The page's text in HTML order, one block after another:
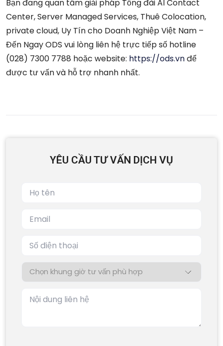
Bạn đang quan tâm giải pháp Tổng đài AI Contact
Center, Server Managed Services, Thuê Colocation,
private cloud, Uy Tín cho Doanh Nghiệp Việt Nam –
Đến Ngay ODS vui lòng liên hệ trực tiếp số hotline
(028) 7300 7788 hoặc website: https://ods.vnđể
được tư vấn và hỗ trợ nhanh nhất.
YÊU CẦU TƯ VẤN DỊCH VỤ